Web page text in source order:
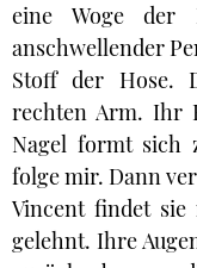
eine Woge der
anschwellender
Stoff der Hose.
rechten Arm. Ihr
Nagel formt sich
folge mir. Dann
Vincent findet sie
gelehnt. Ihre